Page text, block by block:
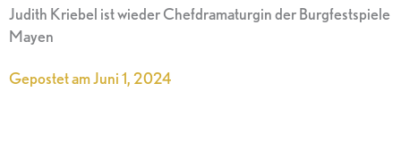
Judith Kriebel ist wieder Chefdramaturgin der Burgfestspiele
Mayen
Gepostet amJuni 1, 2024